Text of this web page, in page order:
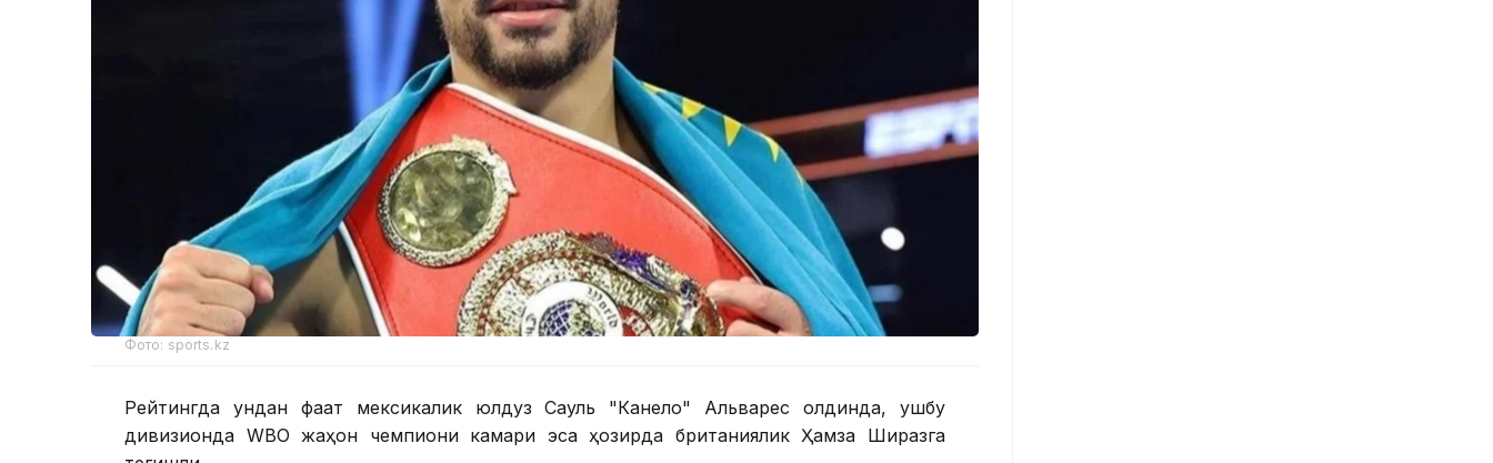
Фото: sports.kz
Рейтингда ундан фақат мексикалик юлдуз Сауль "Канело" Альварес олдинда, ушбу
дивизионда WBО жаҳон чемпиони камари эса ҳозирда британиялик Ҳамза Ширазга